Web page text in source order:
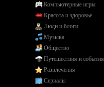
Компьютерные игры
Красота и здоровье
Люди и блоги
Музыка
Общество
Путешествия и события
Развлечения
Сериалы